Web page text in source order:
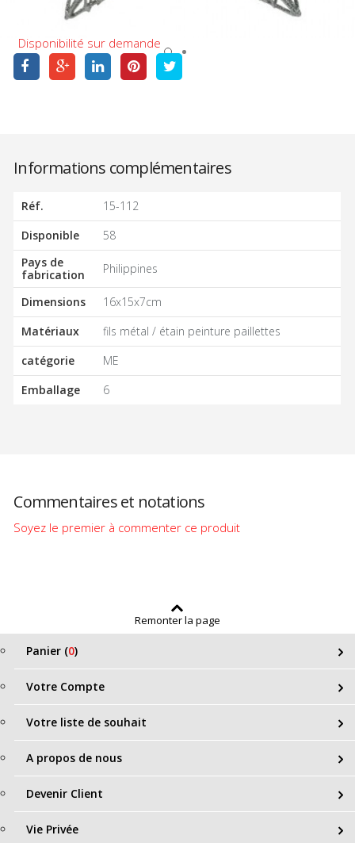
Informations complémentaires
Réf.
15-112
Disponible
58
Pays de
fabrication
Philippines
Dimensions
16x15x7cm
Matériaux
fils métal / étain peinture paillettes
catégorie
ME
Emballage
6
Commentaires et notations
Soyez le premier à commenter ce produit
Remonter la page
Panier (0)
Votre Compte
Votre liste de souhait
A propos de nous
Devenir Client
Vie Privée